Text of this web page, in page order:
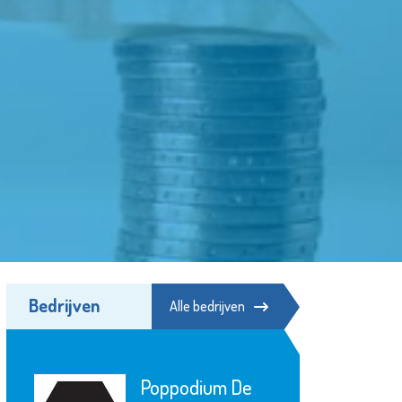
Bedrijven Alle bedrijven
Poppodium De